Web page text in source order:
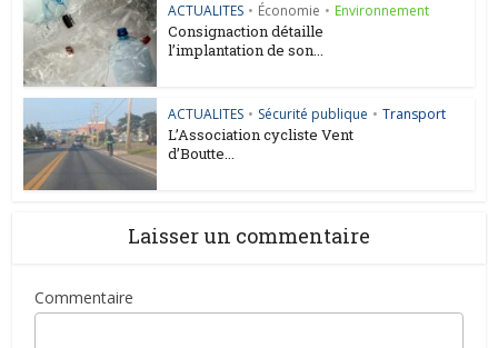
ACTUALITES • Économie • Environnement
Consignaction détaille
l’implantation de son...
ACTUALITES • Sécurité publique • Transport
L’Association cycliste Vent
d’Boutte...
Laisser un commentaire
Commentaire